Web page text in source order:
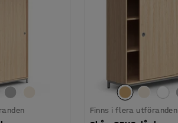
Finns i flera utföranden